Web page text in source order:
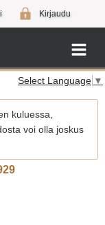
Kirjaudu
Select Language ▼
kuluessa,
voi olla joskus